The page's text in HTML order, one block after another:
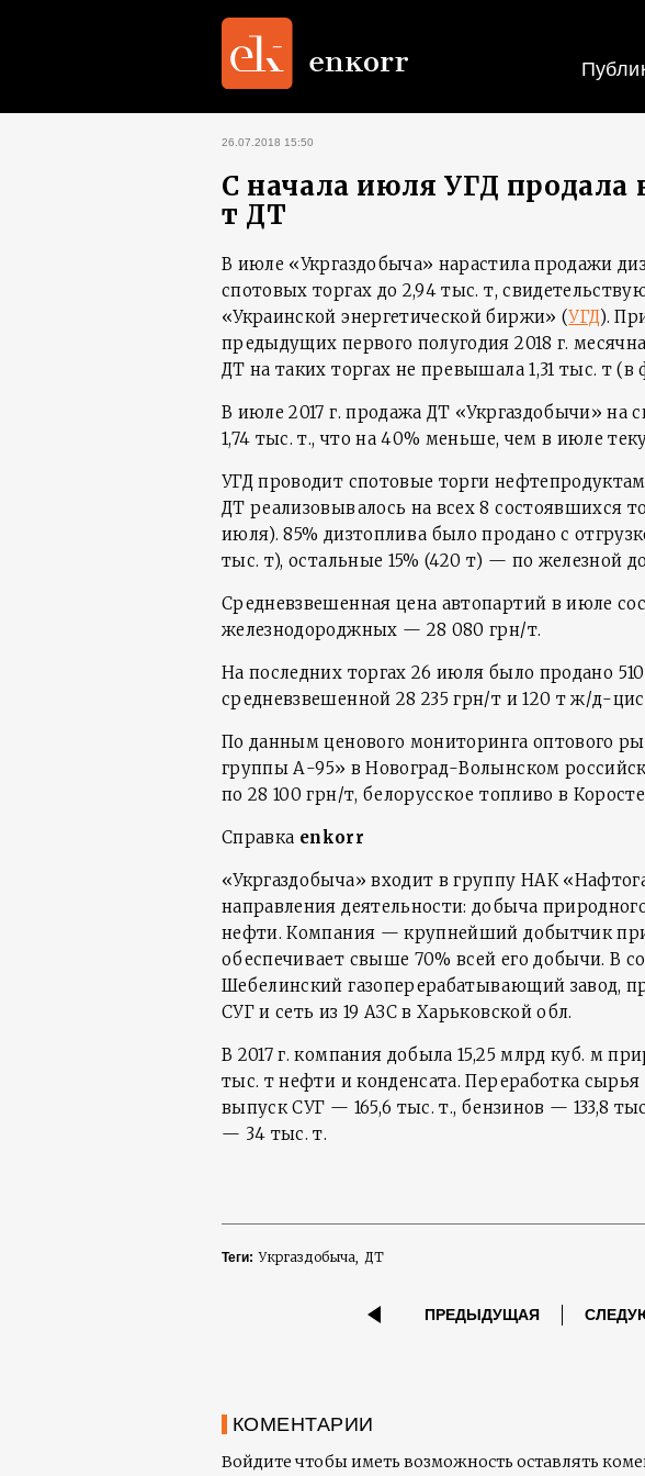
26.07.2018 15:50
С начала июля УГД продала
т ДТ
В июле «Укргаздобыча» нарастила продажи
спотовых торгах до 2,94 тыс. т,
«Украинской энергетической биржи» (УГД).
предыдущих первого полугодия 2018 г.
ДТ на таких торгах не превышала 1,31 тыс. т (в
В июле 2017 г. продажа ДТ «Укргаздобычи» на
1,74 тыс. т., что на 40% меньше, чем в июле
УГД проводит спотовые торги
ДТ реализовывалось на всех 8 состоявшихся
июля). 85% дизтоплива было продано с
тыс. т), остальные 15% (420 т) — по железной
Средневзвешенная цена автопартий в июле
железнодороджных — 28 080 грн/т.
На последних торгах 26 июля было продано
средневзвешенной 28 235 грн/т и 120 т ж/д-
По данным ценового мониторинга оптового
группы А-95» в Новоград-Волынском
по 28 100 грн/т, белорусское топливо в
Справка enkorr
«Укргаздобыча» входит в группу НАК
направления деятельности: добыча природного
нефти. Компания — крупнейший добытчик
обеспечивает свыше 70% всей его добычи. В
Шебелинский газоперерабатывающий завод,
СУГ и сеть из 19 АЗС в Харьковской обл.
В 2017 г. компания добыла 15,25 млрд куб. м
тыс. т нефти и конденсата. Переработка сырья
выпуск СУГ — 165,6 тыс. т., бензинов — 133,8
— 34 тыс. т.
Теги: Укргаздобыча ДТ
ПРЕДЫДУЩАЯ
КОМЕНТАРИИ
Войдите чтобы иметь возможность оставлять